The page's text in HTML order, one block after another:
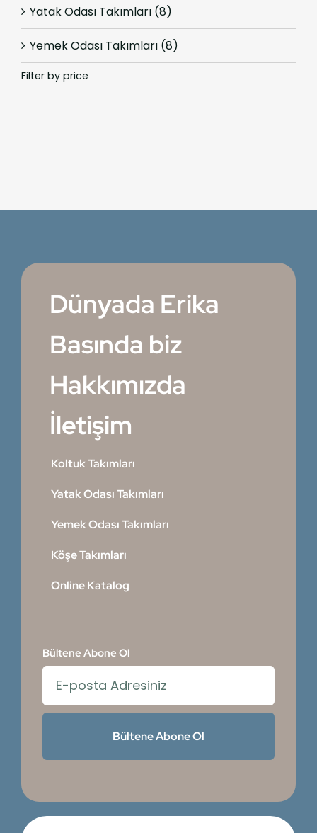
Yatak Odası Takımları (8)
Yemek Odası Takımları (8)
Filter by price
Dünyada Erika
Basında biz
Hakkımızda
İletişim
Koltuk Takımları
Yatak Odası Takımları
Yemek Odası Takımları
Köşe Takımları
Online Katalog
Bültene Abone Ol
Bültene Abone Ol